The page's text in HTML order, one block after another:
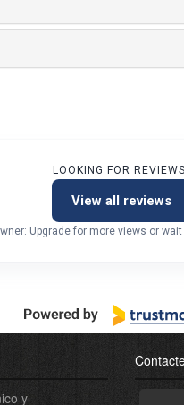
LOOKING FOR
View all reviews
Upgrade for more views or
y